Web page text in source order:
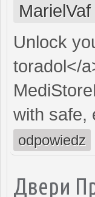
Unlock
toradol</
with safe,
odpowiedz
Двери